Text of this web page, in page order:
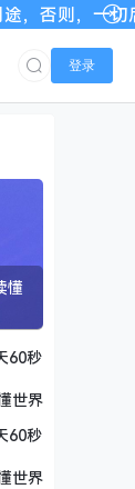
后果请用
登录
懂
60秒
世界
60秒
世界